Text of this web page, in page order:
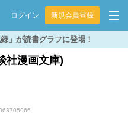
ログイン 新規会員登録
」が読書グラフに登場！
社漫画文庫)